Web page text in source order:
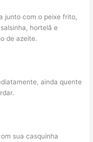
junto com o peixe frito,
hortelã e
de azeite.
ainda quente
sua casquinha